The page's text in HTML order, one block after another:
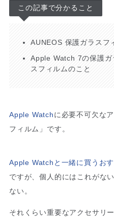
この記事で分かること
AUNEOS 保護ガラスフ
Apple Watch 7の保護ガ
スフィルムのこと
Apple Watchに必要不可欠な
フィルム」です。
Apple Watchと一緒に買うお
ですが、個人的にはこれがな
ない。
それくらい重要なアクセサリー